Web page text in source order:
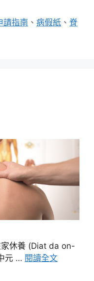
請指南 、病假紙 、脊
家休養 (Diat da on-
元 … 閱讀全文